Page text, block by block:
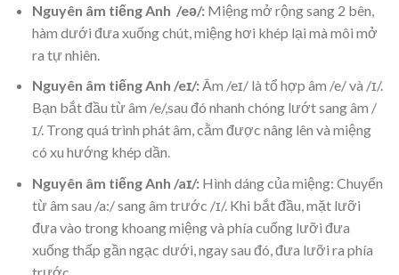
Nguyên âm tiếng Anh /eə/: Miệng mở rộng sang 2 bên,
hàm dưới đưa xuống chút, miệng hơi khép lại mà môi mở
ra tự nhiên.
Nguyên âm tiếng Anh /eɪ/:Âm /eɪ/ là tổ hợp âm /e/ và /ɪ/.
Bạn bắt đầu từ âm /e/,sau đó nhanh chóng lướt sang âm /
ɪ/. Trong quá trình phát âm, cằm được nâng lên và miệng
có xu hướng khép dần.
Nguyên âm tiếng Anh /aɪ/: Hình dáng của miệng: Chuyển
từ âm sau /a:/ sang âm trước /ɪ/. Khi bắt đầu, mặt lưỡi
đưa vào trong khoang miệng và phía cuống lưỡi đưa
xuống thấp gần ngạc dưới, ngay sau đó, đưa lưỡi ra phía
trước.